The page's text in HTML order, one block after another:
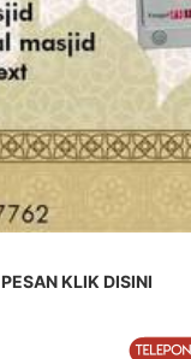
PESAN KLIK DISINI